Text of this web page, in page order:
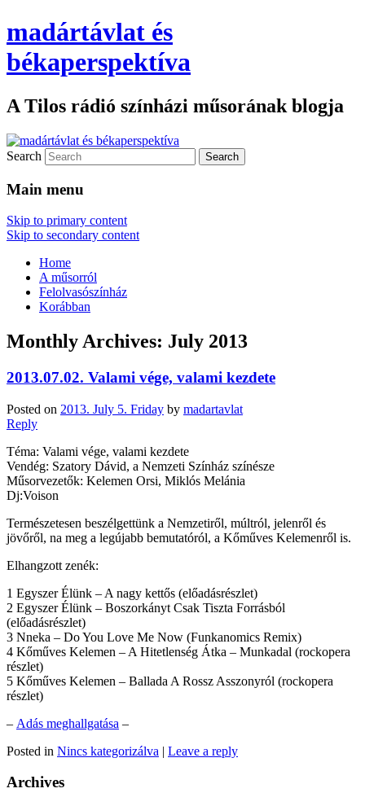
madártávlat és
békaperspektíva
A Tilos rádió színházi műsorának blogja
Search
Main menu
Skip to primary content
Skip to secondary content
Home
A műsorról
Felolvasószínház
Korábban
Monthly Archives: July 2013
2013.07.02. Valami vége, valami kezdete
Posted on 2013. July 5. Friday by madartavlat
Reply
Téma: Valami vége, valami kezdete
Vendég: Szatory Dávid, a Nemzeti Színház színésze
Műsorvezetők: Kelemen Orsi, Miklós Melánia
Dj:Voison
Természetesen beszélgettünk a Nemzetiről, múltról, jelenről és
jövőről, na meg a legújabb bemutatóról, a Kőműves Kelemenről is.
Elhangzott zenék:
1 Egyszer Élünk – A nagy kettős (előadásrészlet)
2 Egyszer Élünk – Boszorkányt Csak Tiszta Forrásból
(előadásrészlet)
3 Nneka – Do You Love Me Now (Funkanomics Remix)
4 Kőműves Kelemen – A Hitetlenség Átka – Munkadal (rockopera
részlet)
5 Kőműves Kelemen – Ballada A Rossz Asszonyról (rockopera
részlet)
– Adás meghallgatása –
Posted in Nincs kategorizálva | Leave a reply
Archives